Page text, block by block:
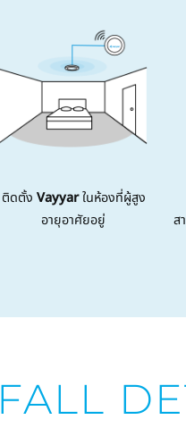
ติดตั้ง Vayyarในห้องที่ผู้สูง
อายุอาศัยอยู่
ส
FALL